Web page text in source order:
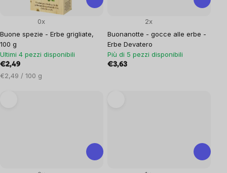
Buone spezie - Erbe grigliate,
100 g
0x
Ultimi 4 pezzi disponibili
€2,49
Prezzo
€2,49 / 100 g
Buonanotte - gocce alle erbe -
Erbe Devatero
2x
Più di 5 pezzi disponibili
€3,63